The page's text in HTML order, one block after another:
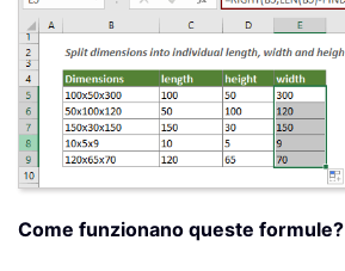
Come funzionano queste formule?